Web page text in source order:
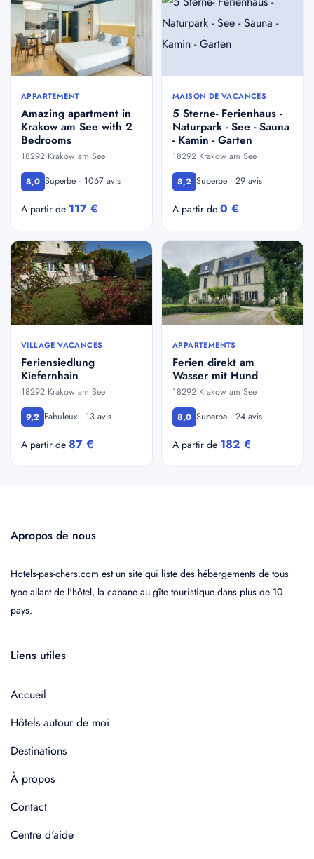
APPARTEMENT
Amazing apartment in
Krakow am See with 2
Bedrooms
18292 Krakow am See
8,0 Superbe · 1067 avis
A partir de 117 €
MAISON DE VACANCES
5 Sterne- Ferienhaus -
Naturpark - See - Sauna
- Kamin - Garten
18292 Krakow am See
8,2 Superbe · 29 avis
A partir de 0 €
VILLAGE VACANCES
Feriensiedlung
Kiefernhain
18292 Krakow am See
9,2 Fabuleux · 13 avis
A partir de 87 €
APPARTEMENTS
Ferien direkt am
Wasser mit Hund
18292 Krakow am See
8,0 Superbe · 24 avis
A partir de 182 €
Apropos de nous
Hotels-pas-chers.com est un site qui liste des hébergements de tous
type allant de l'hôtel, la cabane au gîte touristique dans plus de 10
pays.
Liens utiles
Accueil
Hôtels autour de moi
Destinations
À propos
Contact
Centre d'aide